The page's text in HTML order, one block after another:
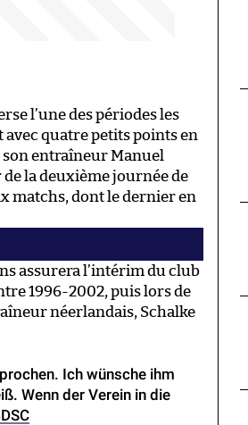
l’une des périodes les
quatre petits points en
son entraîneur Manuel
de la deuxième journée de
matchs, dont le dernier en
assurera l’intérim du club
1996-2002, puis lors de
néerlandais, Schalke
Ich wünsche ihm
Wenn der Verein in die